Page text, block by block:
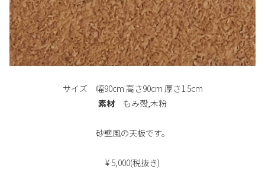
サイズ 幅90cm 高さ90cm 厚さ1.5cm
素材 もみ殻,木粉
砂壁風の天板です。
¥ 5,000(税抜き)